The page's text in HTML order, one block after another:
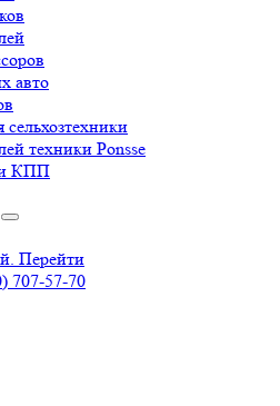
авто
сельхозтехники
техники Ponsse
и КПП
Перейти
707-57-70